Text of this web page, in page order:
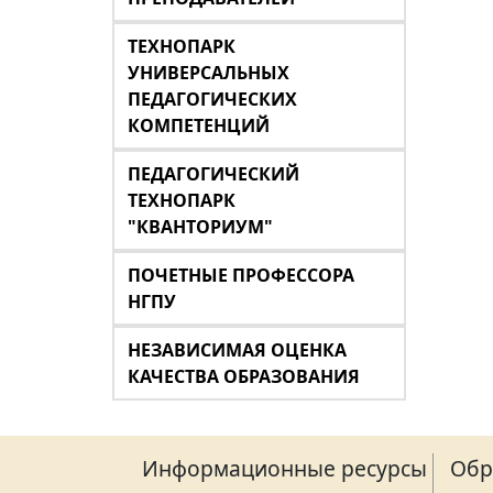
ТЕХНОПАРК
УНИВЕРСАЛЬНЫХ
ПЕДАГОГИЧЕСКИХ
КОМПЕТЕНЦИЙ
ПЕДАГОГИЧЕСКИЙ
ТЕХНОПАРК
"КВАНТОРИУМ"
ПОЧЕТНЫЕ ПРОФЕССОРА
НГПУ
НЕЗАВИСИМАЯ ОЦЕНКА
КАЧЕСТВА ОБРАЗОВАНИЯ
Информационные ресурсы